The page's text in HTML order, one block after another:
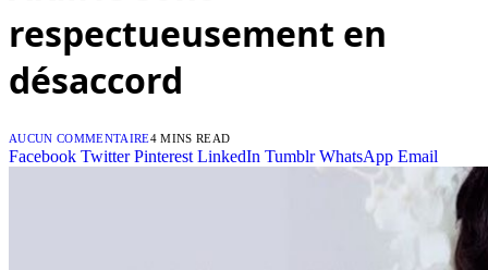
respectueusement en
désaccord
AUCUN COMMENTAIRE4 MINS READ
Facebook Twitter Pinterest LinkedIn Tumblr WhatsApp Email